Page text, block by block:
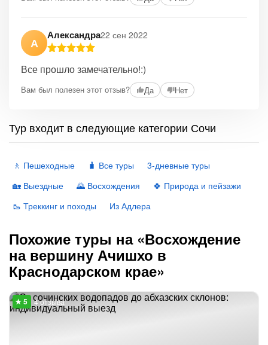
А
Александра22 сен 2022
Все прошло замечательно!:)
Вам был полезен этот отзыв? Да Нет
Тур входит в следующие категории Сочи
🚶 Пешеходные 🧳 Все туры
3-дневные туры
🏡 Выездные
🌄 Восхождения
🍀 Природа и пейзажи
🥾 Треккинг и походы
Из Адлера
Похожие туры на «Восхождение
на вершину Ачишхо в
Краснодарском крае»
4 отзыва